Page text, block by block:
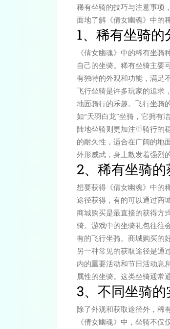
稀有坐骑的技巧与注意事项
面地了解《倩女幽魂》中的
1、稀有坐骑
《倩女幽魂》中的稀有坐
自己的坐骑。稀有坐骑主要
有独特的外观和功能，满足
飞行坐骑是许多玩家的追求
地面骑行的乐趣。飞行坐骑
如“天羽白龙”坐骑，它拥有
陆地坐骑则更加注重骑行的
的耐久性，适合在广阔的地
外形威武，身上散发着强烈
2、稀有坐骑
想要获得《倩女幽魂》中的
途径获得，有的可以通过商
商城购买是最直接的获得方
骑。游戏中的坐骑礼包往往
有的飞行坐骑。商城购买的
另一种常见的获取途径是通
内的重要活动和节日活动息
属性的坐骑。这类坐骑通常
3、不同坐骑
除了外观和获取途径外，稀
《倩女幽魂》中，坐骑不